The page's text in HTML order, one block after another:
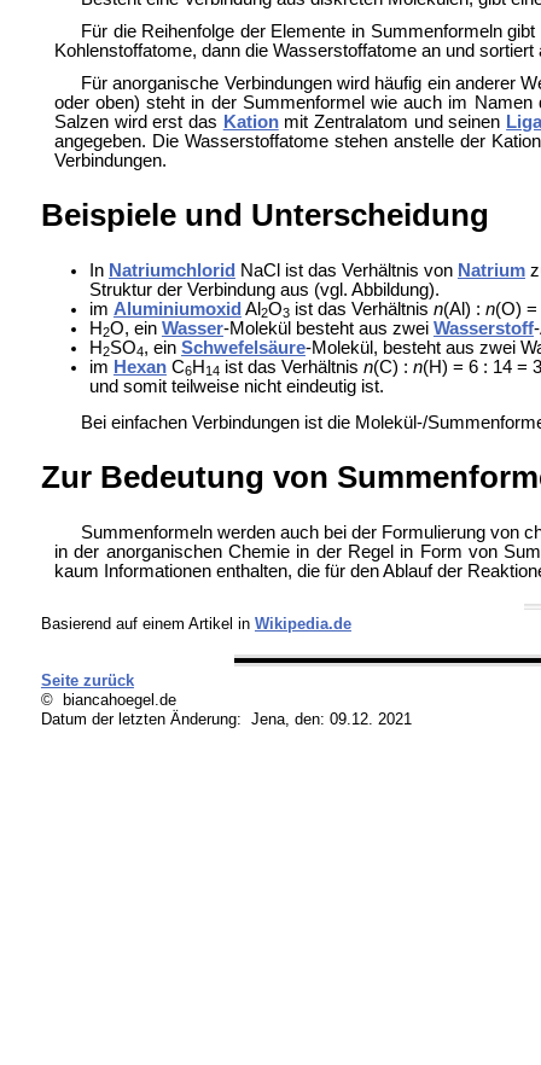
Für die Reihenfolge der Elemente in Summenformeln
Kohlenstoffatome, dann die Wasserstoffatome an und
Für anorganische Verbindungen wird häufig ein anderer
oder oben) steht in der Summenformel wie auch im
Salzen wird erst das Kationmit Zentralatom und seinen
angegeben. Die Wasserstoffatome stehen anstelle der
Verbindungen.
Beispiele und Unterscheidung
In Natriumchlorid NaCl ist das Verhältnis von Natrium
Struktur der Verbindung aus (vgl. Abbildung).
im Aluminiumoxid Al 2O3ist das Verhältnis n(Al) : n(O) =
H2O, ein Wasser-Molekül besteht aus zwei Wasserstoff
H2SO4, ein Schwefelsäure-Molekül, besteht aus zwei
im HexanC6H14 ist das Verhältnis n(C) : n(H) = 6 : 14 =
und somit teilweise nicht eindeutig ist.
Bei einfachen Verbindungen ist die Molekül-/
Zur Bedeutung von
Summenformeln werden auch bei der Formulierung von
in der anorganischen Chemie in der Regel in Form von
kaum Informationen enthalten, die für den Ablauf der
Basierend auf einem Artikel in Wikipedia.de
Seite zurück
© biancahoegel.de
Datum der letzten Änderung: Jena, den: 09.12. 2021